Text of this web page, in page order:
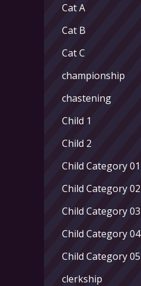
Cat A
Cat B
Cat C
championship
chastening
Child 1
Child 2
Child Category 01
Child Category 02
Child Category 03
Child Category 04
Child Category 05
clerkship